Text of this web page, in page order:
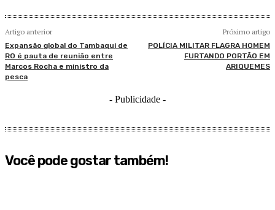
Artigo anterior
Expansão global do Tambaqui de
RO é pauta de reunião entre
Marcos Rocha e ministro da
pesca
Próximo artigo
POLÍCIA MILITAR FLAGRA HOMEM
FURTANDO PORTÃO EM
ARIQUEMES
- Publicidade -
Você pode gostar também!